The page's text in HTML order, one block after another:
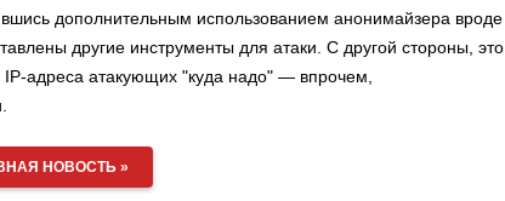
дополнительным использованием анонимайзера вроде
другие инструменты для атаки. С другой стороны, это
IP-адреса атакующих "куда надо" — впрочем,
НОВОСТЬ »